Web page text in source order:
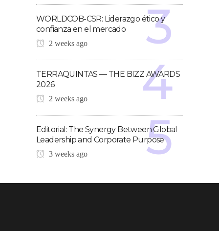
WORLDCOB-CSR: Liderazgo ético y
confianza en el mercado
2 weeks ago
TERRAQUINTAS — THE BIZZ AWARDS
2026
2 weeks ago
Editorial: The Synergy Between Global
Leadership and Corporate Purpose
3 weeks ago